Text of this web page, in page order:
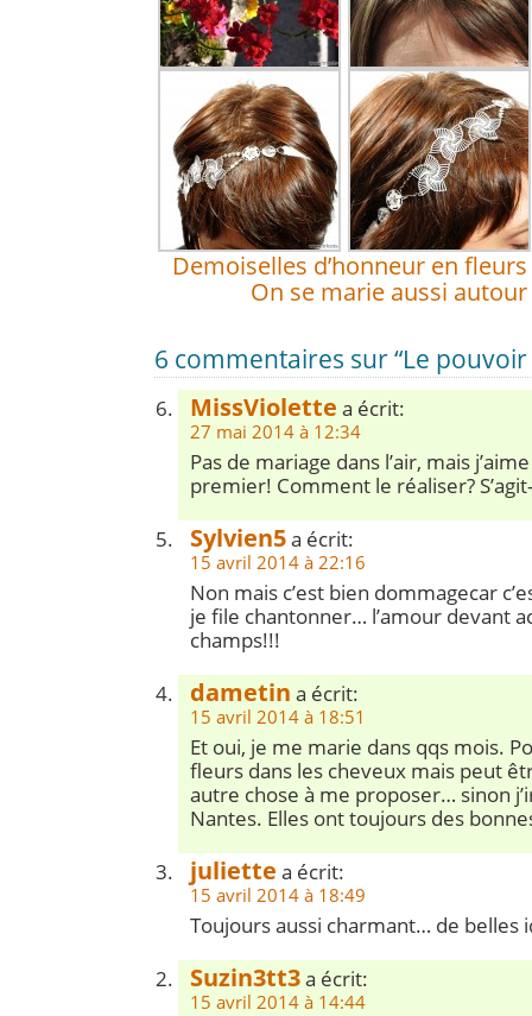
Demoiselles d’honneur en
On se marie aussi autour
6 commentaires sur “Le
MissViolette a écrit:
27 mai 2014 à 12:34
Pas de mariage dans l’air, mais
premier! Comment le réaliser?
Sylvien5a écrit:
15 avril 2014 à 22:16
Non mais c’est bien dommagecar
je file chantonner… l’amour devant
champs!!!
dametin a écrit:
15 avril 2014 à 18:51
Et oui, je me marie dans qqs mois.
fleurs dans les cheveux mais peut
autre chose à me proposer… sinon
Nantes. Elles ont toujours des
juliette a écrit:
15 avril 2014 à 18:49
Toujours aussi charmant… de belles
Suzin3tt3a écrit:
15 avril 2014 à 14:44